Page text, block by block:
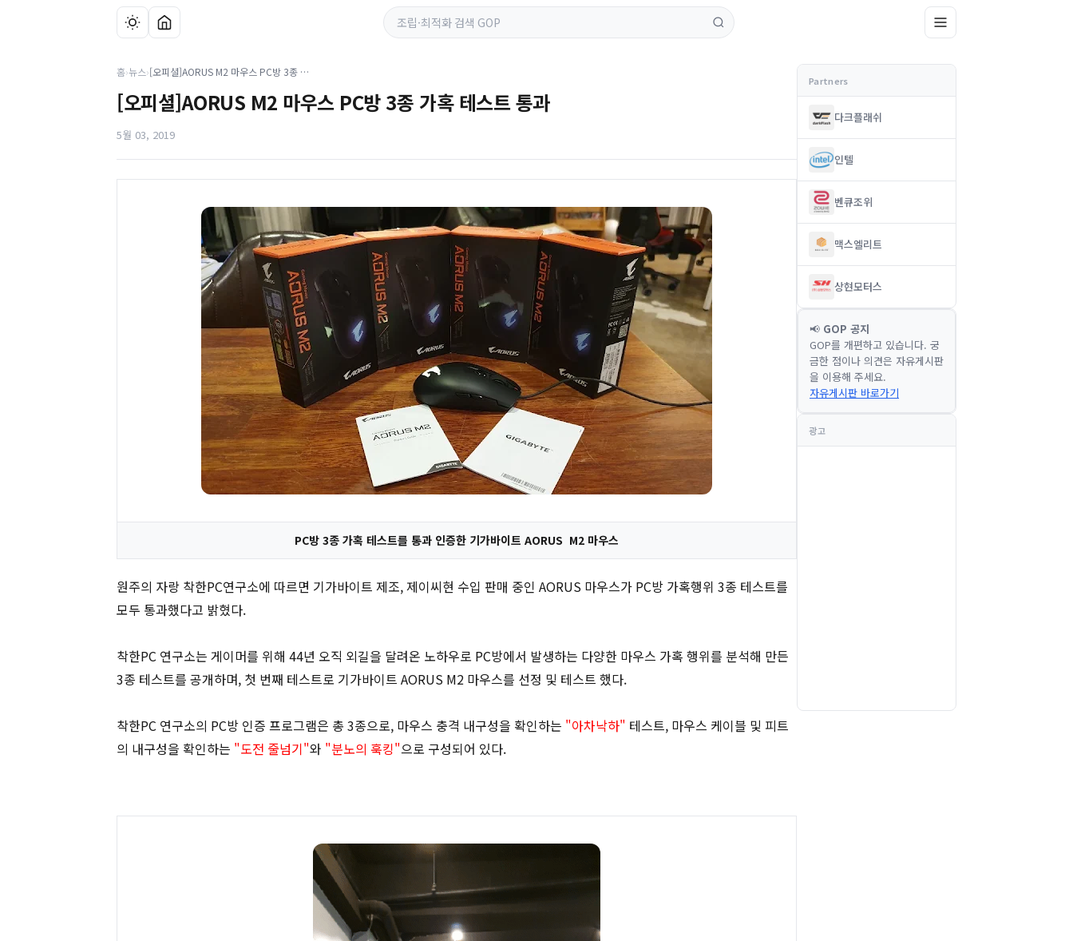
홈›뉴스› [오피셜]AORUS M2 마우스 PC방 3종 가혹 테스트 통과
[오피셜]AORUS M2 마우스 PC방 3종 가혹 테스트 통과
5월 03, 2019
PC방 3종 가혹 테스트를 통과 인증한 기가바이트 AORUS M2 마우스
원주의 자랑 착한PC연구소에 따르면 기가바이트 제조, 제이씨현 수입 판매 중인 AORUS 마우스가 PC방 가혹행위 3종 테스트를
모두 통과했다고 밝혔다.
착한PC 연구소는 게이머를 위해 44년 오직 외길을 달려온 노하우로 PC방에서 발생하는 다양한 마우스 가혹 행위를 분석해 만든
3종 테스트를 공개하며, 첫 번째 테스트로 기가바이트 AORUS M2 마우스를 선정 및 테스트 했다.
착한PC 연구소의 PC방 인증 프로그램은 총 3종으로, 마우스 충격 내구성을 확인하는 "아차낙하" 테스트, 마우스 케이블 및 피트
의 내구성을 확인하는 "도전 줄넘기"와 "분노의 훅킹"으로 구성되어 있다.
다크플래쉬
인텔
벤큐조위
맥스엘리트
상현모터스
📢 GOP 공지
GOP를 개편하고 있습니다. 궁
금한 점이나 의견은 자유게시판
을 이용해 주세요.
자유게시판 바로가기
광고